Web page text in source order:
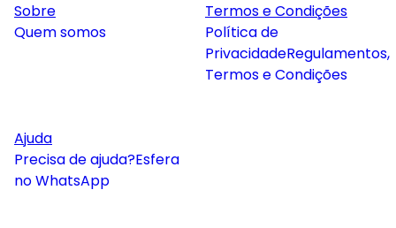
Sobre
Quem somos
Termos e Condições
Política de
PrivacidadeRegulamentos,
Termos e Condições
Ajuda
Precisa de ajuda?Esfera
no WhatsApp